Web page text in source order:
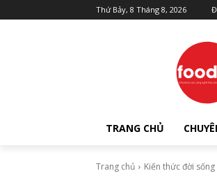
Thứ Bảy, 8 Tháng 8, 2026
TRANG CHỦ
Trang chủ Kiến thức đời sống